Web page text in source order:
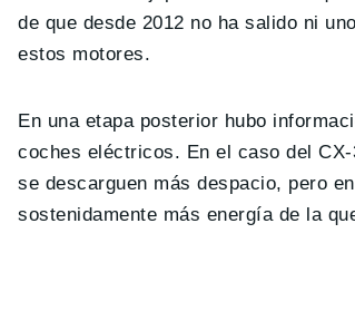
de que desde 2012 no ha salido ni
estos motores.
En una etapa posterior hubo
coches eléctricos. En el caso del CX-
se descarguen más despacio, pero
sostenidamente más energía de la